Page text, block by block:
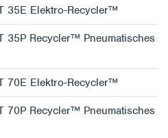
35E Elektro-Recycler™
35P Recycler™ Pneumatisches
70E Elektro-Recycler™
70P Recycler™ Pneumatisches